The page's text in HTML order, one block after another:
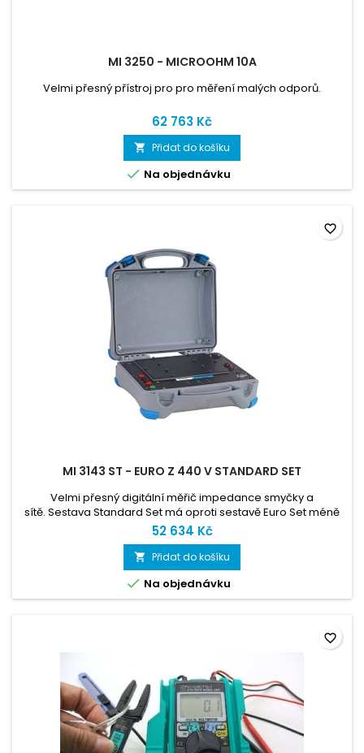
MI 3250 - MICROOHM 10A
Velmi přesný přístroj pro pro měření malých odporů.
62 763 Kč
 Přidat do košíku
 Na objednávku
MI 3143 ST - EURO Z 440 V STANDARD SET
Velmi přesný digitální měřič impedance smyčky a
sítě. Sestava Standard Set má oproti sestavě Euro Set méně
příslušenství, přístroj jako takový je stejný. Výrobce nabízí
řadu volitelného příslušenství, které nemáme běžně v
nabidce. Přístoj i příslušenství pouze na objednávku
52 634 Kč
 Přidat do košíku
 Na objednávku
favorite_border
favorite_border